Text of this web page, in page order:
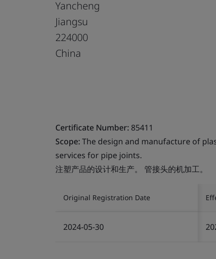
Yancheng
Jiangsu
224000
China
Certificate Number: 85411
Scope:The design and manufacture of
services for pipe joints.
注塑产品的设计和生产。 管接头的机加工。
Original Registration Date
2024-05-30